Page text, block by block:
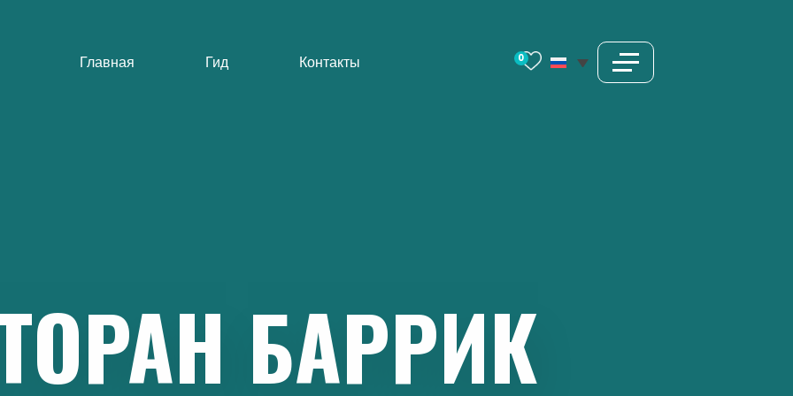
Главная Гид Контакты 0
БАРРИК